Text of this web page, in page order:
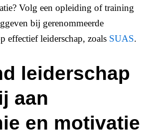
Volg een opleiding of training
bij gerenommeerde
effectief leiderschap, zoals SUAS.
leiderschap
aan
en motivatie